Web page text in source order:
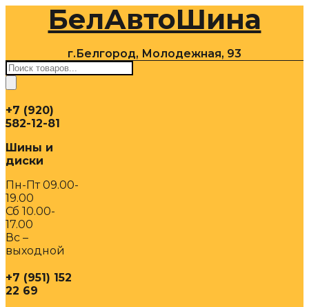
содержимомуБелАвтоШина
г.Белгород, Молодежная, 93
Поиск
товаров
+7 (920)
582-12-81
Шины и
диски
Пн-Пт 09.00-
19.00
Сб 10.00-
17.00
Вс –
выходной
+7 (951) 152
22 69